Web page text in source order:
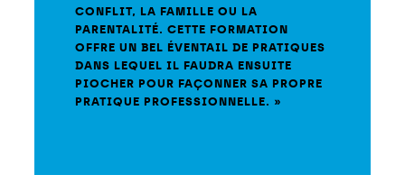
CONFLIT, LA FAMILLE OU LA
PARENTALITÉ. CETTE FORMATION
OFFRE UN BEL ÉVENTAIL DE PRATIQUES
DANS LEQUEL IL FAUDRA ENSUITE
PIOCHER POUR FAÇONNER SA PROPRE
PRATIQUE PROFESSIONNELLE. »